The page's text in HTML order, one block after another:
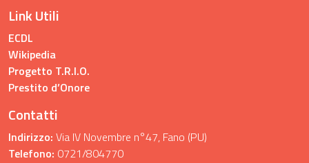
Link Utili
ECDL
Wikipedia
Progetto T.R.I.O.
Prestito d’Onore
Contatti
Indirizzo: Via IV Novembre n°47, Fano (PU)
Telefono: 0721/804770